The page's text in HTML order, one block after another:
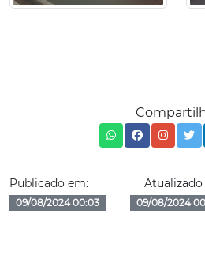
Publicado em:
09/08/2024 00:03
Atualizado
09/08/2024